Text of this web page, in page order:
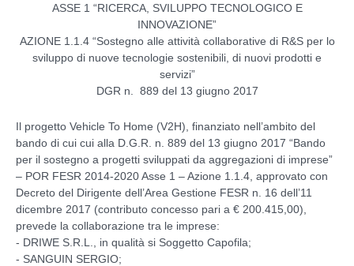
ASSE 1 “RICERCA, SVILUPPO TECNOLOGICO E
INNOVAZIONE”
AZIONE 1.1.4 “Sostegno alle attività collaborative di R&S per lo
sviluppo di nuove tecnologie sostenibili, di nuovi prodotti e
servizi”
DGR n. 889 del 13 giugno 2017
Il progetto Vehicle To Home (V2H), finanziato nell’ambito del
bando di cui cui alla D.G.R. n. 889 del 13 giugno 2017 “Bando
per il sostegno a progetti sviluppati da aggregazioni di imprese”
– POR FESR 2014-2020 Asse 1 – Azione 1.1.4, approvato con
Decreto del Dirigente dell’Area Gestione FESR n. 16 dell’11
dicembre 2017 (contributo concesso pari a € 200.415,00),
prevede la collaborazione tra le imprese:
- DRIWE S.R.L., in qualità si Soggetto Capofila;
- SANGUIN SERGIO;